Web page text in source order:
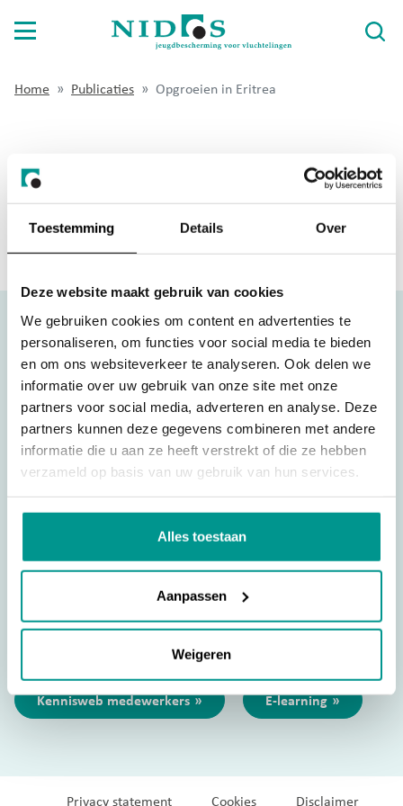
Toestemming Details Over
Deze website maakt gebruik van cookies
We gebruiken cookies om content en advertenties te
personaliseren, om functies voor social media te bieden
en om ons websiteverkeer te analyseren. Ook delen we
informatie over uw gebruik van onze site met onze
partners voor social media, adverteren en analyse. Deze
partners kunnen deze gegevens combineren met andere
informatie die u aan ze heeft verstrekt of die ze hebben
verzameld op basis van uw gebruik van hun services.
Alles toestaan
Aanpassen
Weigeren
Wat doet Nidos
Werken bij Nidos
Publicaties
Contact
Voor jongeren
Privacy statement
Disclaimer
Home Publicaties Opgroeien in Eritrea
OPGROEIEN IN ERITREA
Download notitie
CENTRAAL NUMMER 088 501 12 00
Bij zeer urgente zaken (buiten kantooruren en op
feestdagen):041 165 06 07.
Wat doet Nidos
FAQ's
Nieuws
Contact
Kennisweb medewerkers E-learning
Privacy statement Cookies Disclaimer